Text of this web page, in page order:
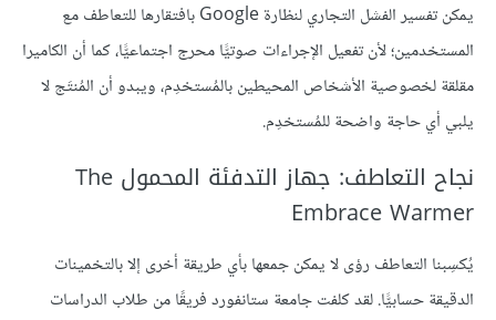
يمكن تفسير الفشل التجاري لنظارة Google بافتقارها للتعاطف مع
المستخدمين؛ لأن تفعيل الإجراءات صوتيًّا محرج اجتماعيًّا، كما أن الكاميرا
مقلقة لخصوصية الأشخاص المحيطين بالمُستخدِم، ويبدو أن المُنتَج لا
يلبي أي حاجة واضحة للمُستخدِم.
نجاح التعاطف: جهاز التدفئة المحمول The
Embrace Warmer
يُكسِبنا التعاطف رؤى لا يمكن جمعها بأي طريقة أخرى إلا بالتخمينات
الدقيقة حسابيًّا. لقد كلفت جامعة ستانفورد فريقًا من طلاب الدراسات